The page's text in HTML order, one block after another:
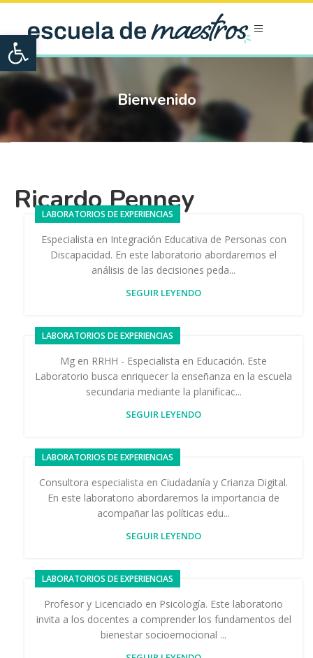
Open toolbar
Bienvenido
Ricardo Penney
LABORATORIOS DE EXPERIENCIAS
Especialista en Integración Educativa de Personas con
Discapacidad. En este laboratorio abordaremos el
análisis de las decisiones peda...
SEGUIR LEYENDO
LABORATORIOS DE EXPERIENCIAS
Mg en RRHH - Especialista en Educación. Este
Laboratorio busca enriquecer la enseñanza en la escuela
secundaria mediante la planificac...
SEGUIR LEYENDO
LABORATORIOS DE EXPERIENCIAS
Consultora especialista en Ciudadanía y Crianza Digital.
En este laboratorio abordaremos la importancia de
acompañar las políticas edu...
SEGUIR LEYENDO
LABORATORIOS DE EXPERIENCIAS
Profesor y Licenciado en Psicología. Este laboratorio
invita a los docentes a comprender los fundamentos del
bienestar socioemocional ...